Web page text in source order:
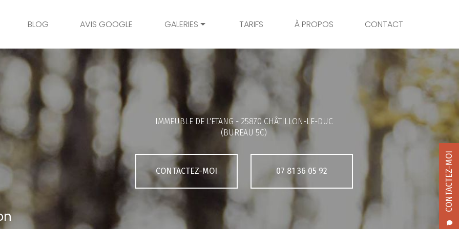
CONTACTEZ-MOI
BLOG AVIS GOOGLE GALERIES
Mariage
Grossesse
Bambins
Portrait
Galerie client
TARIFS À PROPOS CONTACT
IMMEUBLE DE L'ETANG - 25870 CHÂTILLON-LE-DUC
(BUREAU 5C)
CONTACTEZ-MOI 07 81 36 05 92